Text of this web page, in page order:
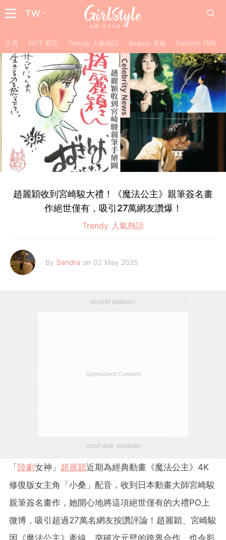
TW
主頁 HOT 新訊 Trendy 人氣熱話 Beauty 美妝 Fashion 時尚
趙麗穎收到宮崎駿大禮！《魔法公主》親筆簽名畫
作絕世僅有，吸引27萬網友讚爆！
Trendy 人氣熱話
By Sandra on 02 May 2025
ADVERTISEMENT
Sponsored Content
CONTINUE READING
「陸劇女神」 趙麗穎近期為經典動畫《魔法公主》4K
修復版女主角「小桑」配音，收到日本動畫大師宮崎駿
親筆簽名畫作，她開心地將這項絕世僅有的大禮PO上
微博，吸引超過27萬名網友按讚評論！趙麗穎、宮崎駿
因《魔法公主》牽線、突破次元壁的跨界合作，也令影